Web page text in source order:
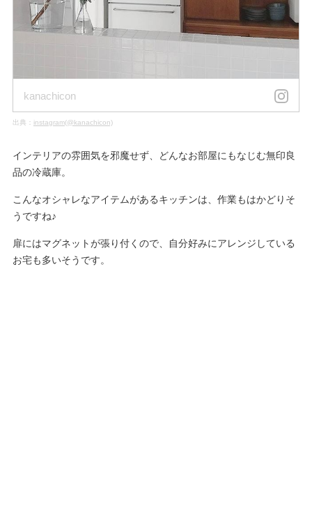
kanachicon
出典： instagram(@kanachicon)
インテリアの雰囲気を邪魔せず、どんなお部屋にもなじむ無印良
品の冷蔵庫。
こんなオシャレなアイテムがあるキッチンは、作業もはかどりそ
うですね♪
扉にはマグネットが張り付くので、自分好みにアレンジしている
お宅も多いそうです。